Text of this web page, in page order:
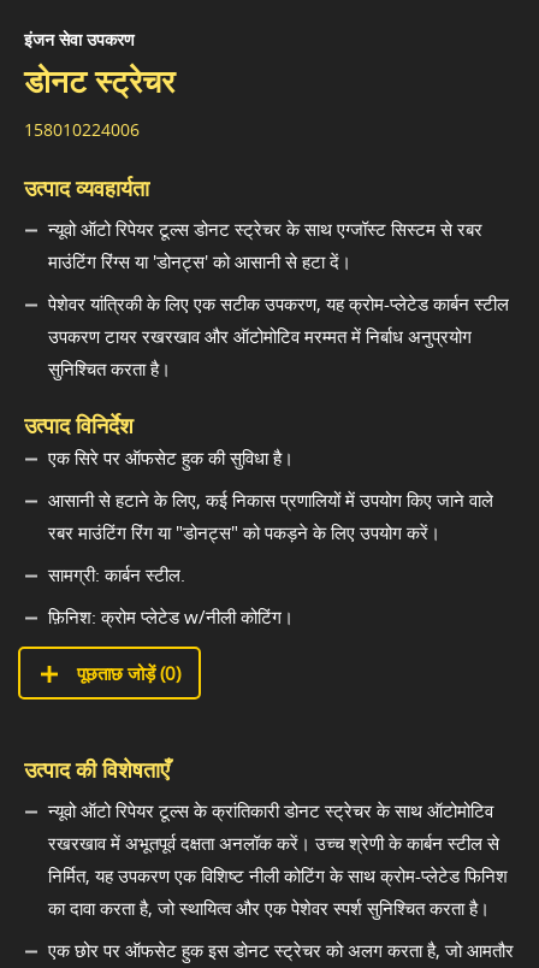
इंजन सेवा उपकरण
डोनट स्ट्रेचर
158010224006
उत्पाद व्यवहार्यता
न्यूवो ऑटो रिपेयर टूल्स डोनट स्ट्रेचर के साथ एग्जॉस्ट सिस्टम से रबर
माउंटिंग रिंग्स या 'डोनट्स' को आसानी से हटा दें।
पेशेवर यांत्रिकी के लिए एक सटीक उपकरण, यह क्रोम-प्लेटेड कार्बन स्टील
उपकरण टायर रखरखाव और ऑटोमोटिव मरम्मत में निर्बाध अनुप्रयोग
सुनिश्चित करता है।
उत्पाद विनिर्देश
एक सिरे पर ऑफसेट हुक की सुविधा है।
आसानी से हटाने के लिए, कई निकास प्रणालियों में उपयोग किए जाने वाले
रबर माउंटिंग रिंग या "डोनट्स" को पकड़ने के लिए उपयोग करें।
सामग्री: कार्बन स्टील.
फ़िनिश: क्रोम प्लेटेड w/नीली कोटिंग।
पूछताछ जोड़ें (0)
उत्पाद की विशेषताएँ
न्यूवो ऑटो रिपेयर टूल्स के क्रांतिकारी डोनट स्ट्रेचर के साथ ऑटोमोटिव
रखरखाव में अभूतपूर्व दक्षता अनलॉक करें। उच्च श्रेणी के कार्बन स्टील से
निर्मित, यह उपकरण एक विशिष्ट नीली कोटिंग के साथ क्रोम-प्लेटेड फिनिश
का दावा करता है, जो स्थायित्व और एक पेशेवर स्पर्श सुनिश्चित करता है।
एक छोर पर ऑफसेट हुक इस डोनट स्ट्रेचर को अलग करता है, जो आमतौर